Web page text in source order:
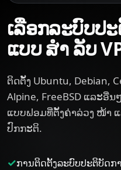
ເລືອກລະບົບປ
ແບບ ສຳ ລັບ
ຕິດຕັ້ງ Ubuntu, Debian,
Alpine, FreeBSD ແລະອື່
ແບບຟອມທີ່ຕັ້ງຄ່າລ່ວງ ໜ້າ
ປົກກະຕິ.
✓ການ​ຕິດຕັ້ງ​ລະບົບ​ປະຕິບັດ